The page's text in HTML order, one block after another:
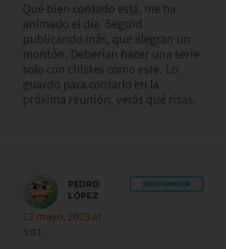
Qué bien contado está, me ha
animado el día. Seguid
publicando más, que alegran un
montón. Deberían hacer una serie
solo con chistes como este. Lo
guardo para contarlo en la
próxima reunión, verás qué risas.
PEDRO
LÓPEZ
12 mayo, 2023 at
5:01
RESPONDER